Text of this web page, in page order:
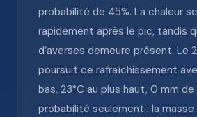
probabilité de 45%. La chaleur
rapidement après le pic, tandis
d’averses demeure présent. Le
poursuit ce rafraîchissement
bas, 23°C au plus haut, 0 mm
probabilité seulement : la masse